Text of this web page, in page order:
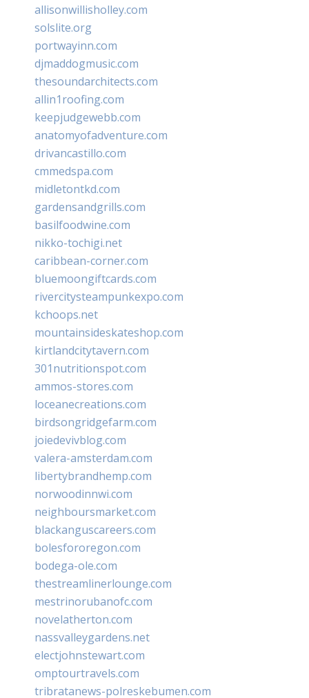
allisonwillisholley.com
solslite.org
portwayinn.com
djmaddogmusic.com
thesoundarchitects.com
allin1roofing.com
keepjudgewebb.com
anatomyofadventure.com
drivancastillo.com
cmmedspa.com
midletontkd.com
gardensandgrills.com
basilfoodwine.com
nikko-tochigi.net
caribbean-corner.com
bluemoongiftcards.com
rivercitysteampunkexpo.com
kchoops.net
mountainsideskateshop.com
kirtlandcitytavern.com
301nutritionspot.com
ammos-stores.com
loceanecreations.com
birdsongridgefarm.com
joiedevivblog.com
valera-amsterdam.com
libertybrandhemp.com
norwoodinnwi.com
neighboursmarket.com
blackanguscareers.com
bolesfororegon.com
bodega-ole.com
thestreamlinerlounge.com
mestrinorubanofc.com
novelatherton.com
nassvalleygardens.net
electjohnstewart.com
omptourtravels.com
tribratanews-polreskebumen.com